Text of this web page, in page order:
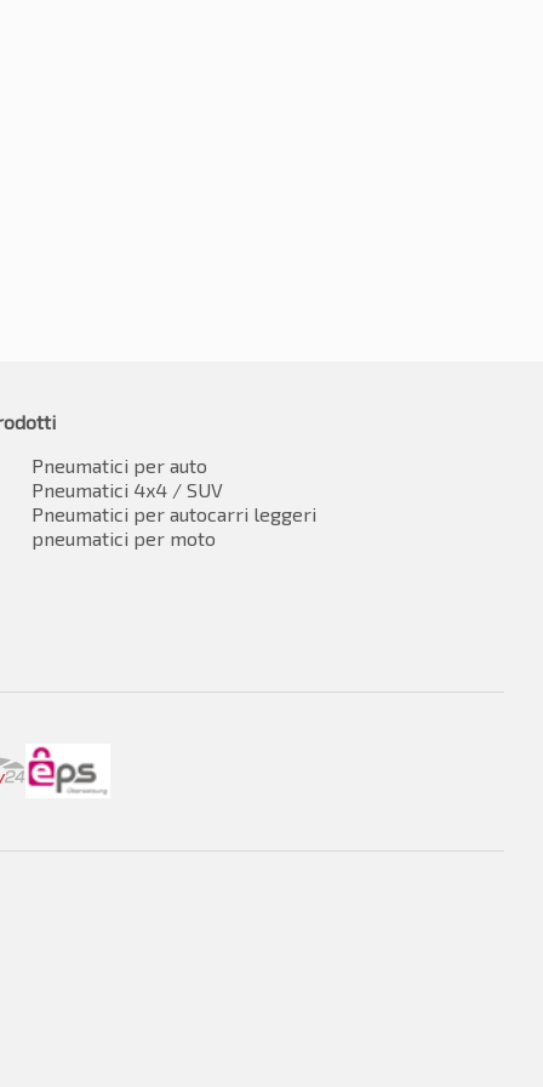
105V
Pneumatici per auto
Pneumatici 4x4 / SUV
Pneumatici per autocarri leggeri
pneumatici per moto